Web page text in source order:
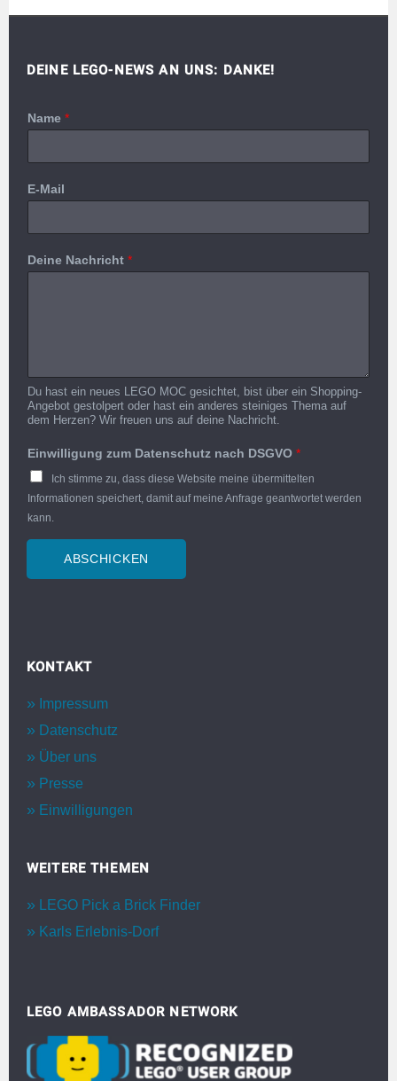
DEINE LEGO-NEWS AN UNS: DANKE!
Name *
E-Mail
Deine Nachricht *
Du hast ein neues LEGO MOC gesichtet, bist über ein Shopping-
Angebot gestolpert oder hast ein anderes steiniges Thema auf
dem Herzen? Wir freuen uns auf deine Nachricht.
Einwilligung zum Datenschutz nach DSGVO *
Ich stimme zu, dass diese Website meine übermittelten
Informationen speichert, damit auf meine Anfrage geantwortet werden
kann.
ABSCHICKEN
KONTAKT
Impressum
Datenschutz
Über uns
Presse
Einwilligungen
WEITERE THEMEN
LEGO Pick a Brick Finder
Karls Erlebnis-Dorf
LEGO AMBASSADOR NETWORK